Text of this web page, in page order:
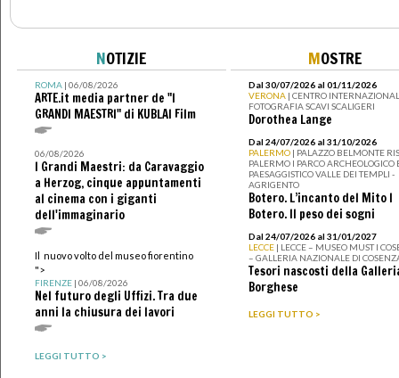
NOTIZIE
ROMA| 06/08/2026
ARTE.it media partner de "I
GRANDI MAESTRI" di KUBLAI Film
06/08/2026
I Grandi Maestri: da Caravaggio
a Herzog, cinque appuntamenti
al cinema con i giganti
dell'immaginario
Il nuovo volto del museo fiorentino
">
FIRENZE| 06/08/2026
Nel futuro degli Uffizi. Tra due
anni la chiusura dei lavori
LEGGI TUTTO >
MOSTRE
Dal 30/07/2026 al 01/11/2026
VERONA | CENTRO
FOTOGRAFIA SCAVI SCALIGERI
Dorothea Lange
Dal 24/07/2026 al 31/10/2026
PALERMO | PALAZZO BELMONTE
PALERMO I PARCO ARCHEOLOGICO
PAESAGGISTICO VALLE DEI TEMPLI -
AGRIGENTO
Botero. L’incanto del Mito I
Botero. Il peso dei sogni
Dal 24/07/2026 al 31/01/2027
LECCE | LECCE – MUSEO MUST I
– GALLERIA NAZIONALE DI
Tesori nascosti della
Borghese
LEGGI TUTTO >